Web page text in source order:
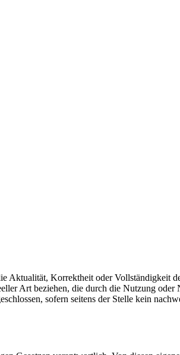
Korrektheit oder Vollständigkeit
Art beziehen, die durch die Nutzung
sofern seitens der Stelle kein